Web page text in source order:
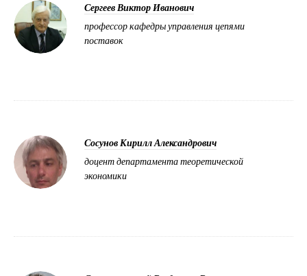
Сергеев Виктор Иванович
профессор кафедры управления цепями
поставок
Сосунов Кирилл Александрович
доцент департамента теоретической
экономики